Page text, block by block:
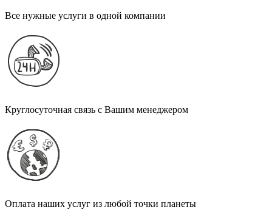
Все нужные услуги в одной компании
Круглосуточная связь с Вашим менеджером
Оплата наших услуг из любой точки планеты